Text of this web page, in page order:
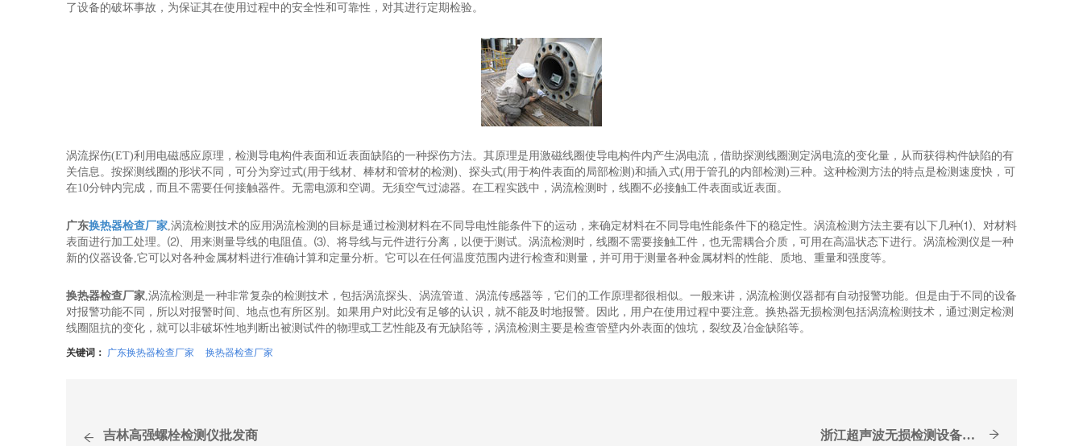
了设备的破坏事故，为保证其在使用过程中的安全性和可靠性，对其进行定期检验。
涡流探伤(ET)利用电磁感应原理，检测导电构件表面和近表面缺陷的一种探伤方法。其原理是用激磁线圈使导电构件内产生涡电流，借助探测线圈测定涡电流的变化量，从而获得构件缺陷的有
关信息。按探测线圈的形状不同，可分为穿过式(用于线材、棒材和管材的检测)、探头式(用于构件表面的局部检测)和插入式(用于管孔的内部检测)三种。这种检测方法的特点是检测速度快，可
在10分钟内完成，而且不需要任何接触器件。无需电源和空调。无须空气过滤器。在工程实践中，涡流检测时，线圈不必接触工件表面或近表面。
广东换热器检查厂家,涡流检测技术的应用涡流检测的目标是通过检测材料在不同导电性能条件下的运动，来确定材料在不同导电性能条件下的稳定性。涡流检测方法主要有以下几种⑴、对材料
表面进行加工处理。⑵、用来测量导线的电阻值。⑶、将导线与元件进行分离，以便于测试。涡流检测时，线圈不需要接触工件，也无需耦合介质，可用在高温状态下进行。涡流检测仪是一种
新的仪器设备,它可以对各种金属材料进行准确计算和定量分析。它可以在任何温度范围内进行检查和测量，并可用于测量各种金属材料的性能、质地、重量和强度等。
换热器检查厂家,涡流检测是一种非常复杂的检测技术，包括涡流探头、涡流管道、涡流传感器等，它们的工作原理都很相似。一般来讲，涡流检测仪器都有自动报警功能。但是由于不同的设备
对报警功能不同，所以对报警时间、地点也有所区别。如果用户对此没有足够的认识，就不能及时地报警。因此，用户在使用过程中要注意。换热器无损检测包括涡流检测技术，通过测定检测
线圈阻抗的变化，就可以非破坏性地判断出被测试件的物理或工艺性能及有无缺陷等，涡流检测主要是检查管壁内外表面的蚀坑，裂纹及冶金缺陷等。
关键词： 广东换热器检查厂家 换热器检查厂家
吉林高强螺栓检测仪批发商 浙江超声波无损检测设备公...